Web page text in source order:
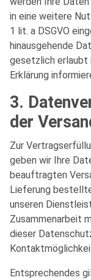
in eine weitere
1 lit. a DSGVO
hinausgehende
gesetzlich erlaubt
Erklärung
3.
der
Zur
geben wir Ihre
beauftragten
Lieferung
unseren
Zusammenarbeit
dieser
Entsprechendes